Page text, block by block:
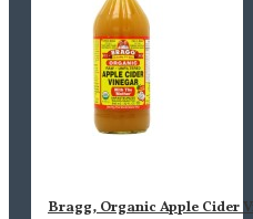
Bragg, Organic Apple Cider